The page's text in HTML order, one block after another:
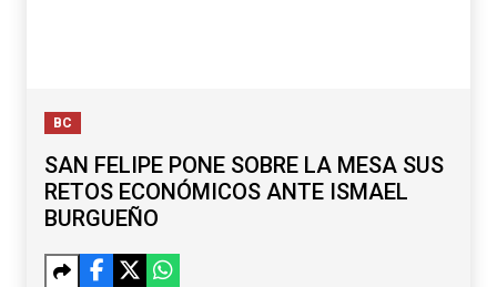
BC
SAN FELIPE PONE SOBRE LA MESA SUS
RETOS ECONÓMICOS ANTE ISMAEL
BURGUEÑO